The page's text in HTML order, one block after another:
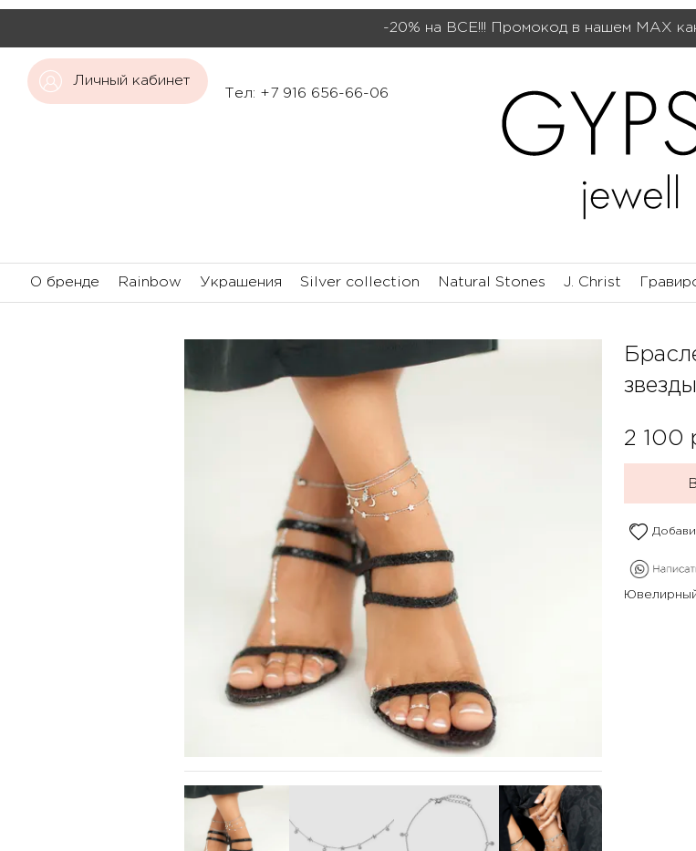
-20% на ВСЕ!!! Промокод в нашем МАХ
Тел: +7 916 656-66-06
О бренде Rainbow Украшения Silver collection Natural Stones J. Christ
2 100
Личный кабинет